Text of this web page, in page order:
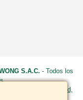
S.A.C. - Todos los
Política de calidad,